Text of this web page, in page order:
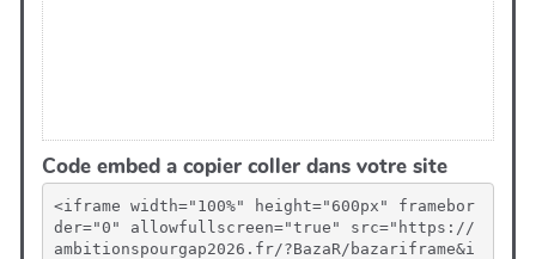
Code embed a copier coller dans votre site
<iframe width="100%" height="600px" framebor
der="0" allowfullscreen="true" src="https://
ambitionspourgap2026.fr/?BazaR/bazariframe&i